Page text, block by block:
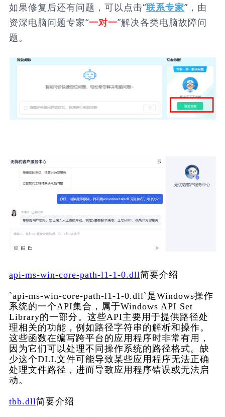
如果修复后还有问题，可以点击“联系专家”，由
资深电脑问题专家“一对一”解决各类电脑故障问
题。
api-ms-win-core-path-l1-1-0.dll简要介绍
`api-ms-win-core-path-l1-1-0.dll`是Windows操作
系统的一个API集合，属于Windows API Set
Library的一部分。这些API主要用于提供路径处
理相关的功能，例如路径字符串的解析和操作。
这些函数在编写跨平台的应用程序时非常有用，
因为它们可以处理不同操作系统的路径格式。缺
少这个DLL文件可能导致某些应用程序无法正确
处理文件路径，进而导致应用程序错误或无法启
动。
tbb.dll简要介绍